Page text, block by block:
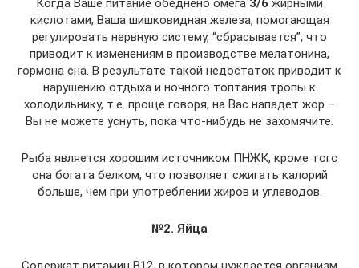
Когда Ваше питание обеднено омега 3/6 жирными
кислотами, Ваша шишковидная железа, помогающая
регулировать нервную систему, “сбрасывается”, что
приводит к изменениям в производстве мелатонина,
гормона сна. В результате такой недостаток приводит к
нарушению отдыха и ночного топтания тропы к
холодильнику, т.е. проще говоря, на Вас нападет жор –
Вы не можете уснуть, пока что-нибудь не захомячите.
Рыба является хорошим источником ПНЖК, кроме того
она богата белком, что позволяет сжигать калорий
больше, чем при употреблении жиров и углеводов.
№2. Яйца